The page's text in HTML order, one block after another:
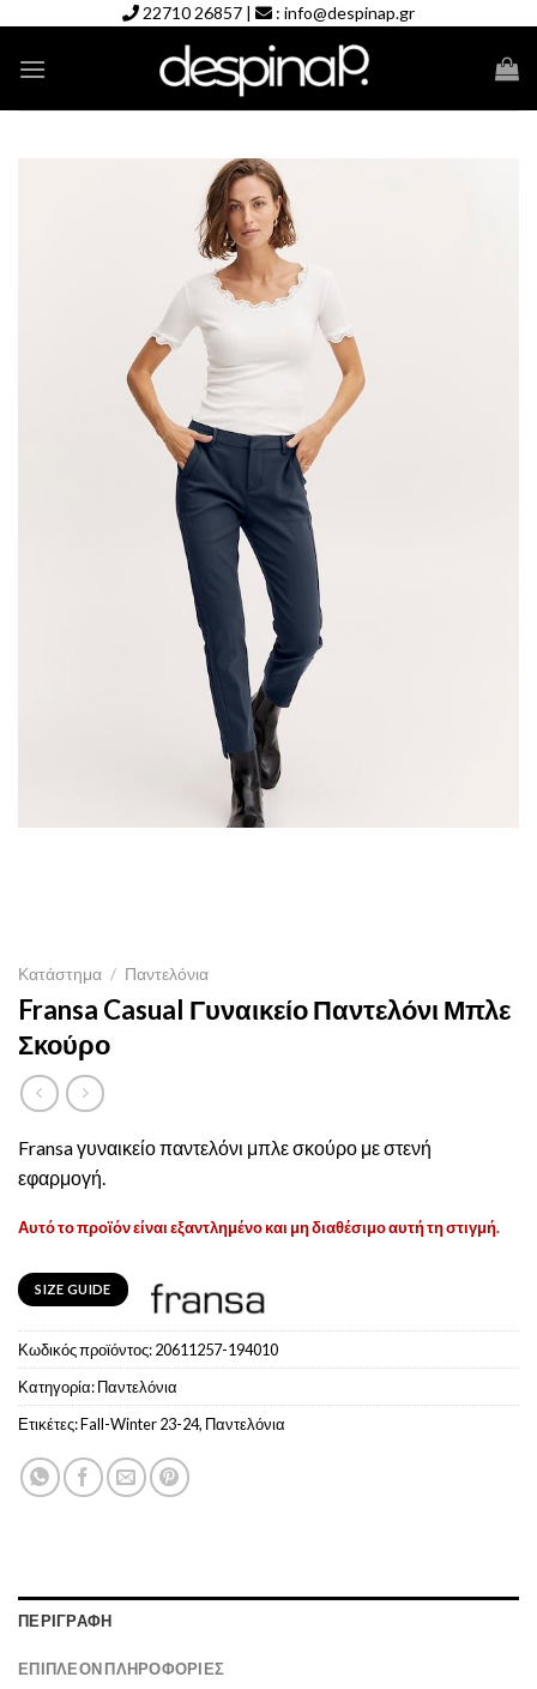
content
22710 26857 | : info@despinap.gr
Κατάστημα / Παντελόνια
Fransa Casual Γυναικείο Παντελόνι Μπλε
Σκούρο
Fransa γυναικείο παντελόνι μπλε σκούρο με στενή
εφαρμογή.
Αυτό το προϊόν είναι εξαντλημένο και μη διαθέσιμο αυτή τη στιγμή.
SIZE GUIDE
Κωδικός προϊόντος:20611257-194010
Κατηγορία:Παντελόνια
Ετικέτες:Fall-Winter 23-24, Παντελόνια
ΠΕΡΙΓΡΑΦΉ
ΕΠΙΠΛΈΟΝ ΠΛΗΡΟΦΟΡΊΕΣ